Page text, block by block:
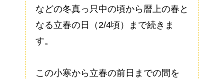
などの冬真っ只中の頃から暦上の春と
なる立春の日（2/4頃）まで続きま
す。
この小寒から立春の前日までの間を